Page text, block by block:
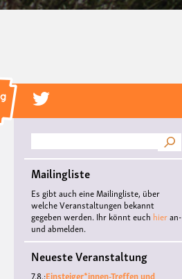
Suche
Mailingliste
Es gibt auch eine Mailingliste, über
welche Veranstaltungen bekannt
gegeben werden. Ihr könnt euch hieran-
und abmelden.
Neueste Veranstaltung
7.8.:Einsteiger*innen-Treffen und